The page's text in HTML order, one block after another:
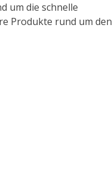
um die schnelle
Produkte rund um den